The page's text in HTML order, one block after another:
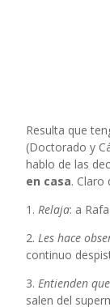
Resulta que
(Doctorado y
hablo de las
en casa. Claro
1. Relaja: a
2. Les hace
continuo
3. Entienden
salen del